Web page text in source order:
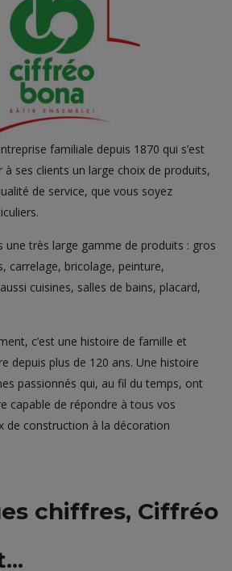
familiale depuis 1870 qui s’est
à ses clients un large choix de produits,
de service, que vous soyez
une très large gamme de produits : gros
carrelage, bricolage, peinture,
cuisines, salles de bains, placard,
c’est une histoire de famille et
depuis plus de 120 ans. Une histoire
passionnés qui, au fil du temps, ont
capable de répondre à tous vos
de construction à la décoration
chiffres, Ciffréo